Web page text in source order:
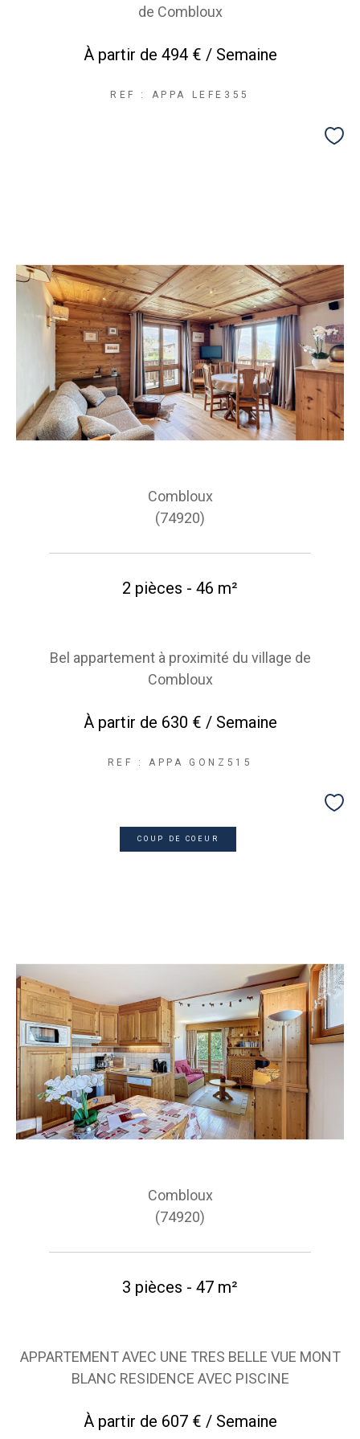
de Combloux
À partir de 494 € / Semaine
REF : APPA LEFE355
Combloux
(74920)
2 pièces - 46 m²
Bel appartement à proximité du village de
Combloux
À partir de 630 € / Semaine
REF : APPA GONZ515
COUP DE COEUR
Combloux
(74920)
3 pièces - 47 m²
APPARTEMENT AVEC UNE TRES BELLE VUE MONT
BLANC RESIDENCE AVEC PISCINE
À partir de 607 € / Semaine